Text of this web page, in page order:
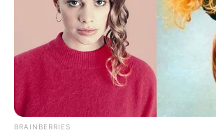
BRAINBERRIES